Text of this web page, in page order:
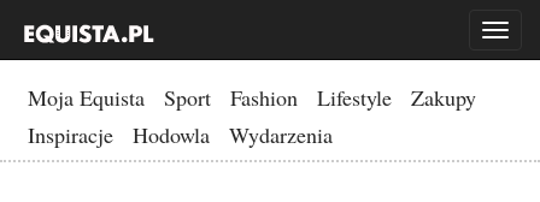
Toggle
Moja Equista Sport Fashion Lifestyle
Zakupy
Inspiracje
Hodowla Wydarzenia